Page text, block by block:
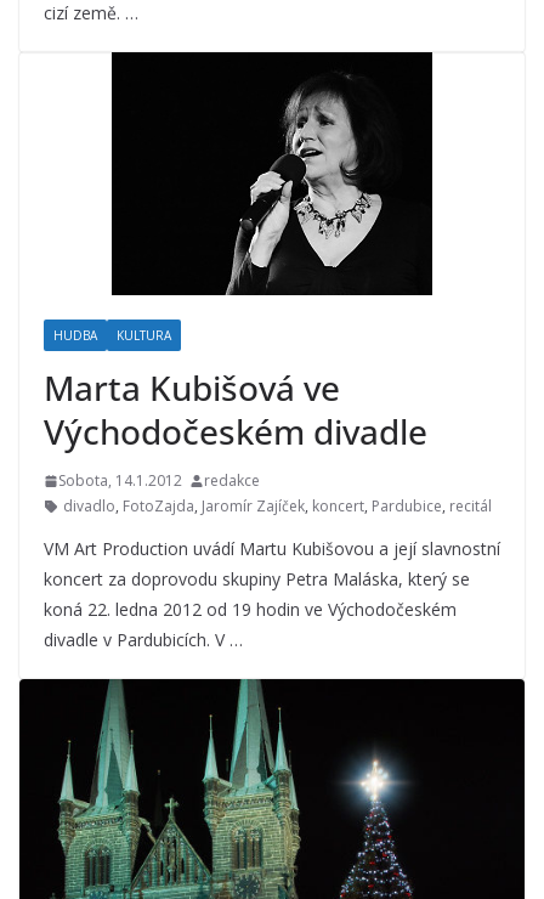
cizí země. …
HUDBA KULTURA
Marta Kubišová ve
Východočeském divadle
Sobota, 14.1.2012
redakce
divadlo, FotoZajda, Jaromír Zajíček, koncert, Pardubice, recitál
VM Art Production uvádí Martu Kubišovou a její slavnostní
koncert za doprovodu skupiny Petra Maláska, který se
koná 22. ledna 2012 od 19 hodin ve Východočeském
divadle v Pardubicích. V …